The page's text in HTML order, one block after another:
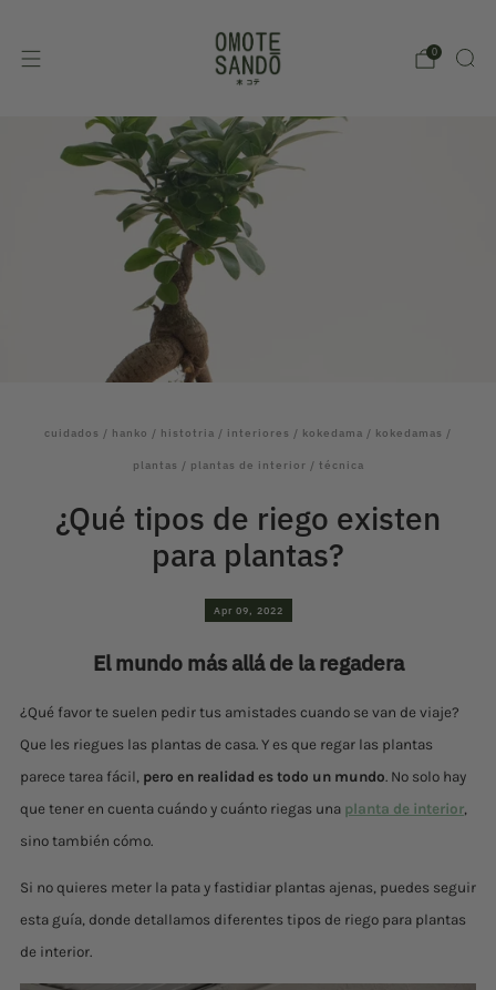
0
cuidados / hanko / histotria / interiores / kokedama / kokedamas /
plantas / plantas de interior / técnica
¿Qué tipos de riego existen
para plantas?
Apr 09, 2022
El mundo más allá de la regadera
¿Qué favor te suelen pedir tus amistades cuando se van de viaje?
Que les riegues las plantas de casa. Y es que regar las plantas
parece tarea fácil, pero en realidad es todo un mundo . No solo hay
que tener en cuenta cuándo y cuánto riegas una planta de interior
sino también cómo.
Si no quieres meter la pata y fastidiar plantas ajenas, puedes seguir
esta guía, donde detallamos diferentes tipos de riego para plantas
de interior.